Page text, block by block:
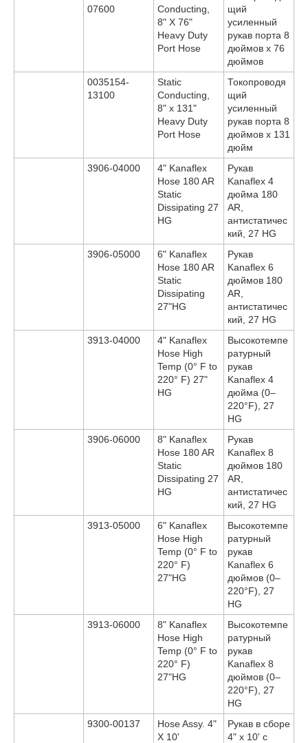
07600
Conducting,
8" X 76"
Heavy Duty
Port Hose
щий
усиленный
рукав порта 8
дюймов x 76
дюймов
0035154-
13100
Static
Conducting,
8" x 131"
Heavy Duty
Port Hose
Токопроводя
щий
усиленный
рукав порта 8
дюймов x 131
дюйм
3906-04000
4" Kanaflex
Hose 180 AR
Static
Dissipating 27
HG
Рукав
Kanaflex 4
дюйма 180
AR,
антистатичес
кий, 27 HG
3906-05000
6" Kanaflex
Hose 180 AR
Static
Dissipating
27"HG
Рукав
Kanaflex 6
дюймов 180
AR,
антистатичес
кий, 27 HG
3913-04000
4" Kanaflex
Hose High
Temp (0° F to
220° F) 27"
HG
Высокотемпе
ратурный
рукав
Kanaflex 4
дюйма (0–
220°F), 27
HG
3906-06000
8" Kanaflex
Hose 180 AR
Static
Dissipating 27
HG
Рукав
Kanaflex 8
дюймов 180
AR,
антистатичес
кий, 27 HG
3913-05000
6" Kanaflex
Hose High
Temp (0° F to
220° F)
27"HG
Высокотемпе
ратурный
рукав
Kanaflex 6
дюймов (0–
220°F), 27
HG
3913-06000
8" Kanaflex
Hose High
Temp (0° F to
220° F)
27"HG
Высокотемпе
ратурный
рукав
Kanaflex 8
дюймов (0–
220°F), 27
HG
9300-00137
Hose Assy. 4"
X 10'
Рукав в сборе
4" x 10' с